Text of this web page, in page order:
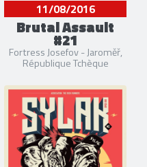
11/08/2016
Brutal Assault
#21
Fortress Josefov - Jaroměř,
République Tchèque